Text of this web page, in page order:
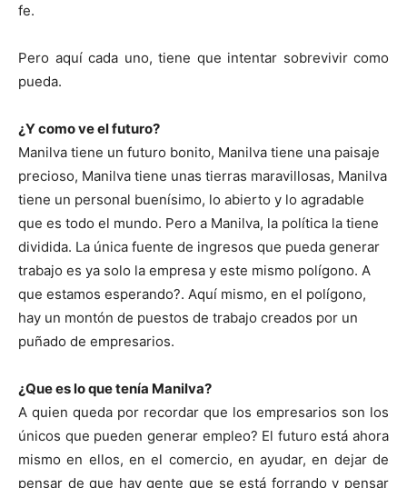
fe.
Pero aquí cada uno, tiene que intentar sobrevivir como
pueda.
¿Y como ve el futuro?
Manilva tiene un futuro bonito, Manilva tiene una paisaje
precioso, Manilva tiene unas tierras maravillosas, Manilva
tiene un personal buenísimo, lo abierto y lo agradable
que es todo el mundo. Pero a Manilva, la política la tiene
dividida. La única fuente de ingresos que pueda generar
trabajo es ya solo la empresa y este mismo polígono. A
que estamos esperando?. Aquí mismo, en el polígono,
hay un montón de puestos de trabajo creados por un
puñado de empresarios.
¿Que es lo que tenía Manilva?
A quien queda por recordar que los empresarios son los
únicos que pueden generar empleo? El futuro está ahora
mismo en ellos, en el comercio, en ayudar, en dejar de
pensar de que hay gente que se está forrando y pensar